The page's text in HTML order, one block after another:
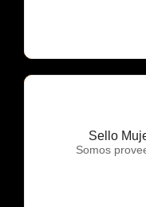
Sello
Somos